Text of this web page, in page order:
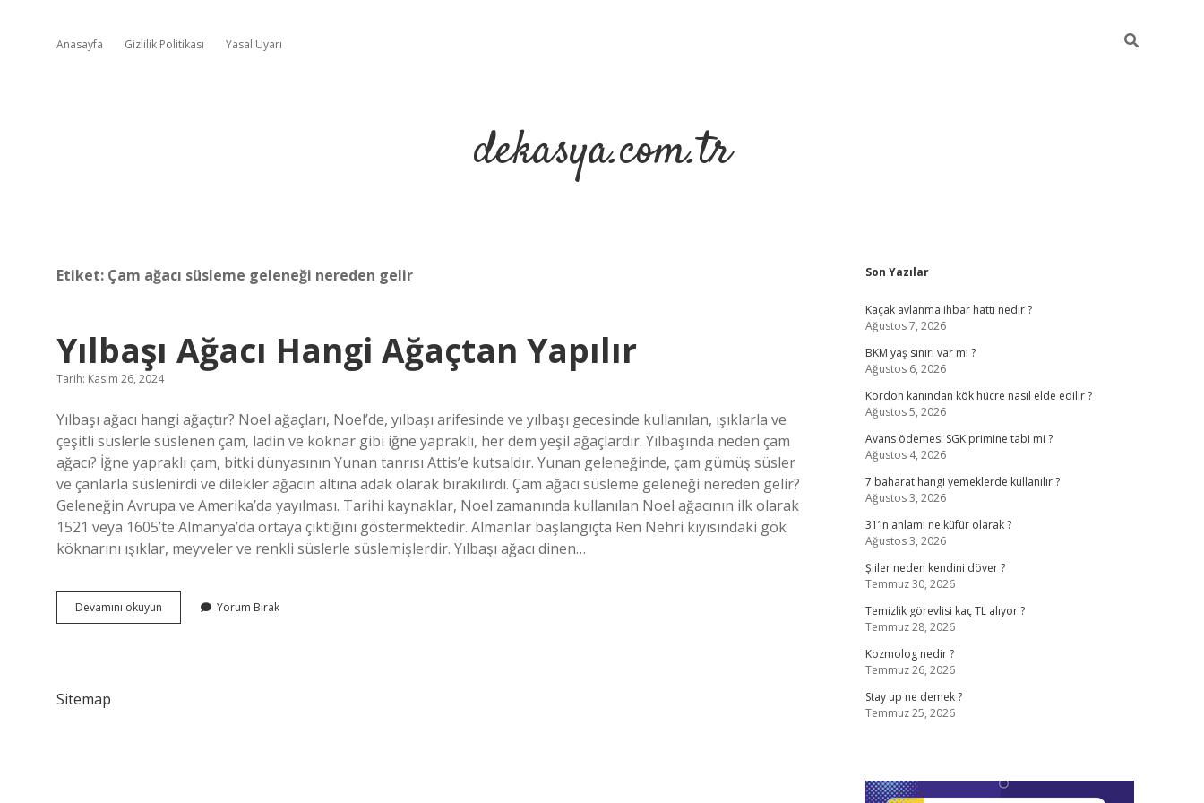
Anasayfa Gizlilik Politikası Yasal Uyarı
dekasya.com.tr
Etiket: Çam ağacı süsleme geleneği nereden gelir
Yılbaşı Ağacı Hangi Ağaçtan Yapılır
Tarih: Kasım 26, 2024
Yılbaşı ağacı hangi ağaçtır? Noel ağaçları, Noel’de, yılbaşı arifesinde ve yılbaşı gecesinde kullanılan, ışıklarla ve
çeşitli süslerle süslenen çam, ladin ve köknar gibi iğne yapraklı, her dem yeşil ağaçlardır. Yılbaşında neden çam
ağacı? İğne yapraklı çam, bitki dünyasının Yunan tanrısı Attis’e kutsaldır. Yunan geleneğinde, çam gümüş süsler
ve çanlarla süslenirdi ve dilekler ağacın altına adak olarak bırakılırdı. Çam ağacı süsleme geleneği nereden gelir?
Geleneğin Avrupa ve Amerika’da yayılması. Tarihi kaynaklar, Noel zamanında kullanılan Noel ağacının ilk olarak
1521 veya 1605’te Almanya’da ortaya çıktığını göstermektedir. Almanlar başlangıçta Ren Nehri kıyısındaki gök
köknarını ışıklar, meyveler ve renkli süslerle süslemişlerdir. Yılbaşı ağacı dinen…
Devamını okuyun
Ağacı
Yorum Bırak
Sitemap
Sidebar
Son Yazılar
Kaçak avlanma ihbar hattı nedir ?
Ağustos 7, 2026
BKM yaş sınırı var mı ?
Ağustos 6, 2026
Kordon kanından kök hücre nasıl elde edilir ?
Ağustos 5, 2026
Avans ödemesi SGK primine tabi mi ?
Ağustos 4, 2026
7 baharat hangi yemeklerde kullanılır ?
Ağustos 3, 2026
31’in anlamı ne küfür olarak ?
Ağustos 3, 2026
Şiiler neden kendini döver ?
Temmuz 30, 2026
Temizlik görevlisi kaç TL alıyor ?
Temmuz 28, 2026
Kozmolog nedir ?
Temmuz 26, 2026
Stay up ne demek ?
Temmuz 25, 2026
betexper giriş